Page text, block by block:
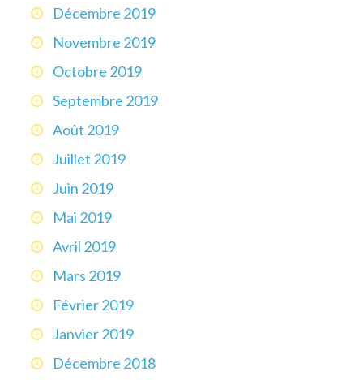
Décembre 2019
Novembre 2019
Octobre 2019
Septembre 2019
Août 2019
Juillet 2019
Juin 2019
Mai 2019
Avril 2019
Mars 2019
Février 2019
Janvier 2019
Décembre 2018